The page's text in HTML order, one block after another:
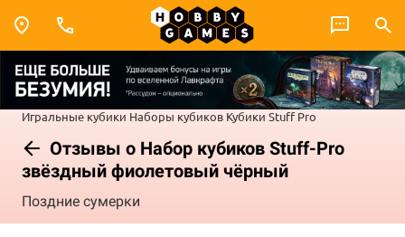
Игральные кубики Наборы кубиков Кубики Stuff Pro
Отзывы о Набор кубиков Stuff-Pro
звёздный фиолетовый чёрный
Поздние сумерки